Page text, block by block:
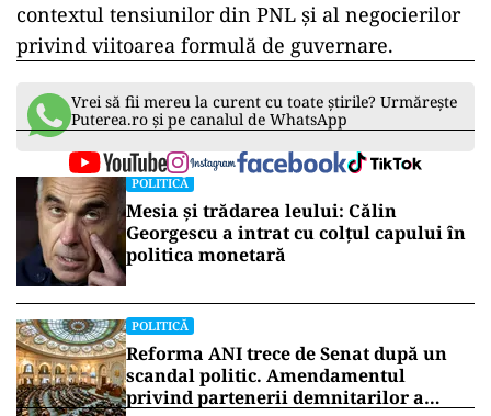
contextul tensiunilor din PNL și al negocierilor
privind viitoarea formulă de guvernare.
Vrei să fii mereu la curent cu toate știrile? Urmărește
Puterea.ro și pe canalul de WhatsApp
POLITICĂ
Mesia și trădarea leului: Călin
Georgescu a intrat cu colțul capului în
politica monetară
POLITICĂ
Reforma ANI trece de Senat după un
scandal politic. Amendamentul
privind partenerii demnitarilor a